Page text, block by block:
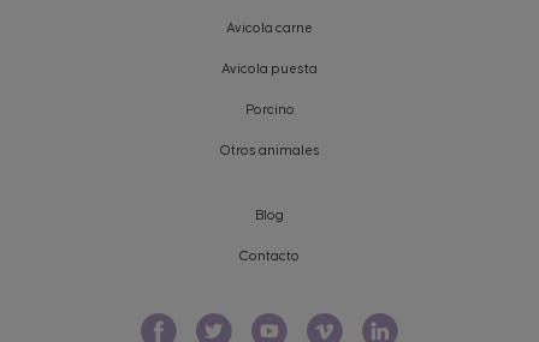
Avícola carne
Avícola puesta
Porcino
Otros animales
Blog
Contacto